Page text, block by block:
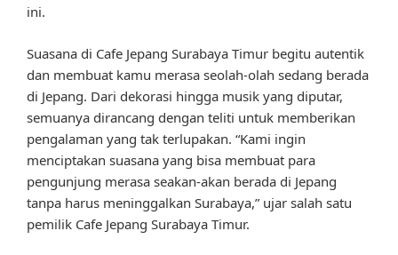
ini.
Suasana di Cafe Jepang Surabaya Timur begitu autentik
dan membuat kamu merasa seolah-olah sedang berada
di Jepang. Dari dekorasi hingga musik yang diputar,
semuanya dirancang dengan teliti untuk memberikan
pengalaman yang tak terlupakan. “Kami ingin
menciptakan suasana yang bisa membuat para
pengunjung merasa seakan-akan berada di Jepang
tanpa harus meninggalkan Surabaya,” ujar salah satu
pemilik Cafe Jepang Surabaya Timur.